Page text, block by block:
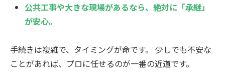
公共工事や大きな現場があるなら、絶対に「承継」
が安心。
手続きは複雑で、タイミングが命です。 少しでも不安な
ことがあれば、プロに任せるのが一番の近道です。